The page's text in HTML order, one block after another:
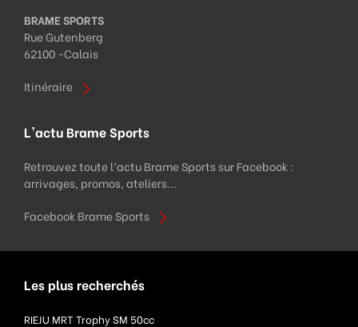
BRAME SPORTS
Rue Gutenberg
62100 -Calais
Itinéraire
L'actu Brame Sports
Retrouvez toute l’actu Brame Sports sur Facebook :
arrivages, promos, ateliers...
Facebook Brame Sports
Les plus recherchés
RIEJU MRT Trophy SM 50cc